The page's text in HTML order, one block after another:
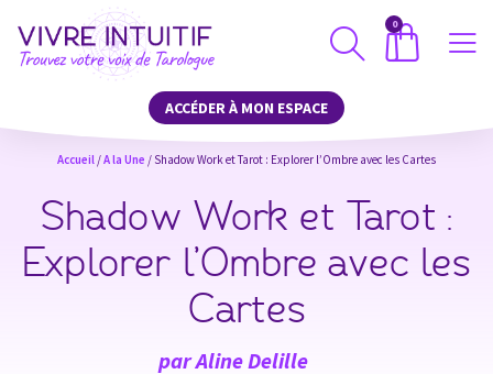
0
ACCÉDER À MON ESPACE
Accueil /A la Une / Shadow Work et Tarot : Explorer l’Ombre avec les Cartes
Shadow Work et Tarot :
Explorer l’Ombre avec les
Cartes
parAline Delille